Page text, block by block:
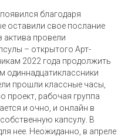
благодаря
оставили свое послание
актива провели
– открытого Арт-
2022 года продолжить
одиннадцатиклассники
прошли классные часы,
проект, рабочая группа
и очно, и онлайн в
капсулу. В
нее. Неожиданно, в апреле